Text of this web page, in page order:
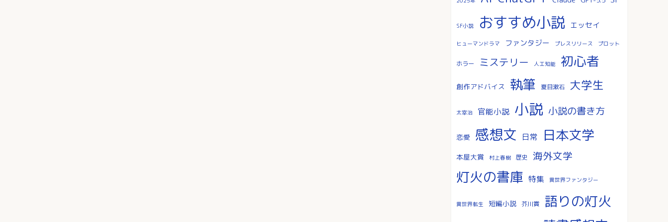
SF小説 おすすめ小説 エッセイ
ヒューマンドラマ ファンタジー プレスリリース プロット
ホラー ミステリー 人工知能 初心者
創作アドバイス 執筆 夏目漱石 大学生
太宰治 官能小説 小説 小説の書き方
恋愛 感想文 日常 日本文学
本屋大賞 村上春樹 歴史 海外文学
灯火の書庫 特集 異世界ファンタジー
異世界転生 短編小説 芥川賞 語りの灯火